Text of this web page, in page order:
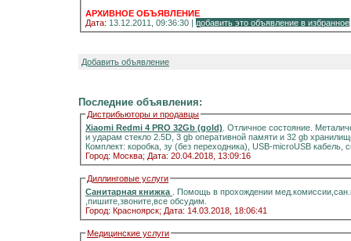
АРХИВНОЕ ОБЪЯВЛЕНИЕ
Дата: 13.12.2011, 09:36:30 | добавить это объявление в избранное
Добавить объявление
Последние объявления:
Дистрибьюторы и продавцы
Xiaomi Redmi 4 PRO 32Gb (gold) . Отличное состояние.
и ударам стекло 2.5D, 3 gb оперативной памяти и 32 gb
Комплект: коробка, зу (без переходника), USB-microUSB
Город: Москва; Дата: 20.04.2018, 13:09:16
Диллинговые услуги
Санитарная книжка
. Помощь в прохождении
,пишите,звоните,все обсудим.
Город: Красноярск; Дата: 14.03.2018, 18:06:41
Медицинские услуги